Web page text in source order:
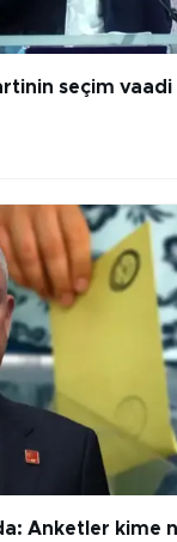
seçim vaadi
Anketler kime